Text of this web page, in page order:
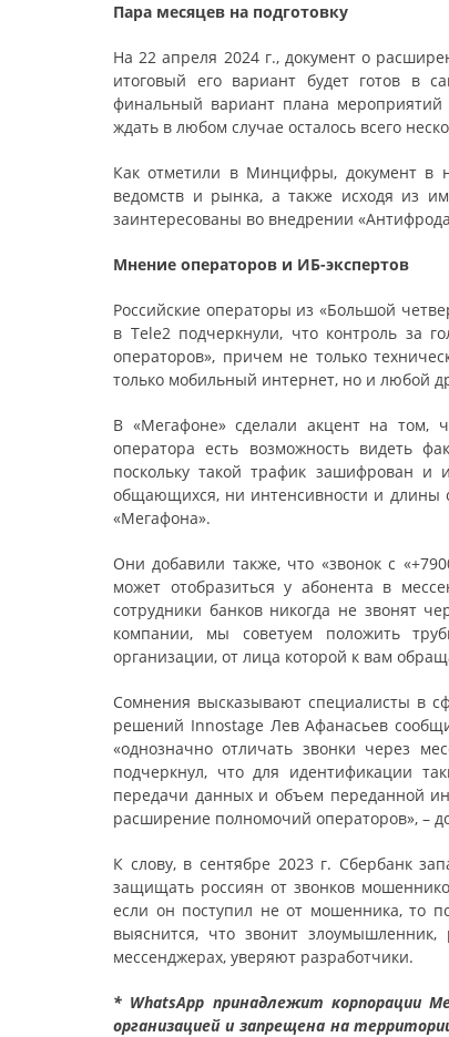
Пара месяцев на подготовку
На 22 апреля 2024 г., документ о
итоговый его вариант будет готов в
финальный вариант плана мероприятий
ждать в любом случае осталось всего
Как отметили в Минцифры, документ в
ведомств и рынка, а также исходя из
заинтересованы во внедрении
Мнение операторов и ИБ-экспертов
Российские операторы из «Большой
в Tele2 подчеркнули, что контроль за
операторов», причем не только
только мобильный интернет, но и любой
В «Мегафоне» сделали акцент на том,
оператора есть возможность видеть
поскольку такой трафик зашифрован
общающихся, ни интенсивности и длины
«Мегафона».
Они добавили также, что «звонок с
может отобразиться у абонента в
сотрудники банков никогда не звонят
компании, мы советуем положить
организации, от лица которой к вам
Сомнения высказывают специалисты в
решений Innostage Лев Афанасьев
«однозначно отличать звонки через
подчеркнул, что для идентификации
передачи данных и объем переданной
расширение полномочий операторов», –
К слову, в сентябре 2023 г. Сбербанк
защищать россиян от звонков
если он поступил не от мошенника, то
выяснится, что звонит
мессенджерах, уверяют разработчики.
* WhatsApp принадлежит корпорации
организацией и запрещена на